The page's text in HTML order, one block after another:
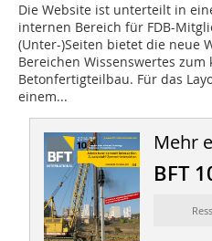
Die Website ist unterteilt in
internen Bereich für FDB-
(Unter-)Seiten bietet die neue
Bereichen Wissenswertes zum
Betonfertigteilbau. Für das
einem...
Mehr
BFT